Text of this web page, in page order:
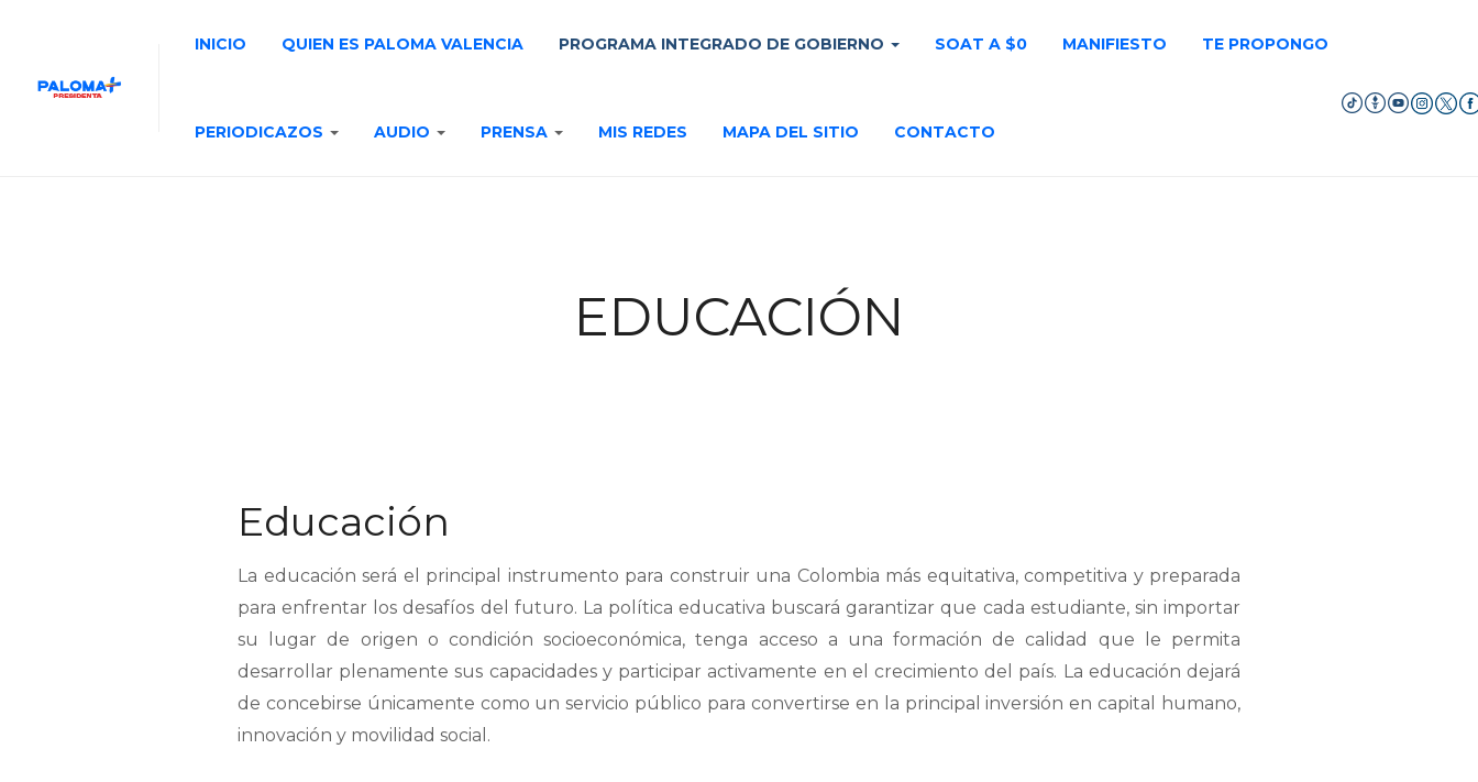
INICIO QUIEN ES PALOMA VALENCIA PROGRAMA INTEGRADO DE GOBIERNO SOAT A $0 MANIFIESTO TE PROPONGO
PERIODICAZOS AUDIO PRENSA MIS REDES MAPA DEL SITIO CONTACTO
EDUCACIÓN
Educación
La educación será el principal instrumento para construir una Colombia más equitativa, competitiva y preparada
para enfrentar los desafíos del futuro. La política educativa buscará garantizar que cada estudiante, sin importar
su lugar de origen o condición socioeconómica, tenga acceso a una formación de calidad que le permita
desarrollar plenamente sus capacidades y participar activamente en el crecimiento del país. La educación dejará
de concebirse únicamente como un servicio público para convertirse en la principal inversión en capital humano,
innovación y movilidad social.